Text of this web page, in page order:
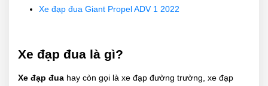
Xe đạp đua Giant Propel ADV 1 2022
Xe đạp đua là gì?
Xe đạp đua hay còn gọi là xe đạp đường trường, xe đạp